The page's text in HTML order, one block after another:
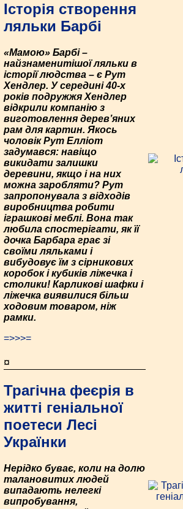
Історія створення
ляльки Барбі
«Мамою» Барбі –
найзнаменитішої ляльки в
історії людства – є Рут
Хендлер. У середині 40-х
років подружжя Хендлер
відкрили компанію з
виготовлення дерев’яних
рам для картин. Якось
чоловік Рут Елліот
задумався: навіщо
викидати залишки
деревини, якщо і на них
можна заробляти? Рут
запропонувала з відходів
виробництва робити
іграшкові меблі. Вона так
любила спостерігати, як її
дочка Барбара грає зі
своїми ляльками і
вибудовує їм з сірникових
коробок і кубиків ліжечка і
столики! Карликові шафки і
ліжечка виявилися більш
ходовим товаром, ніж
рамки.
=>>>=
¤
Трагічна феєрія в
житті геніальної
поетеси Лесі
Українки
Нерідко буває, коли на долю
талановитих людей
випадають нелегкі
випробування,